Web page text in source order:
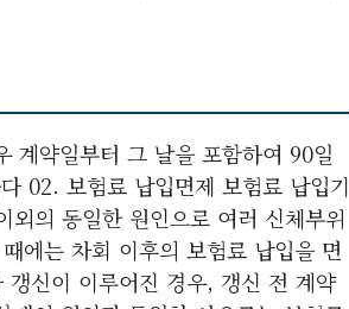
계약일부터 그 날을 포함하여 90일
02. 보험료 납입면제 보험료 납입기
의 동일한 원인으로 여러 신체부위
에는 차회 이후의 보험료 납입을 면
신이 이루어진 경우, 갱신 전 계약